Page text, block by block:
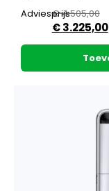
Adviesprijs
€4.505,00
€3.225,00